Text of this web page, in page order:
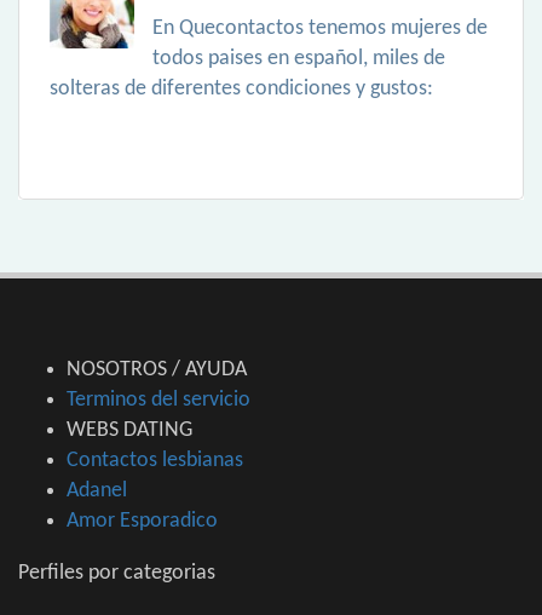
En Quecontactos tenemos mujeres de
todos paises en español, miles de
solteras de diferentes condiciones y gustos:
NOSOTROS / AYUDA
Terminos del servicio
WEBS DATING
Contactos lesbianas
Adanel
Amor Esporadico
Perfiles por categorias